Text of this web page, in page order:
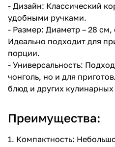
- Дизайн: Классический
удобными ручками.
- Размер: Диаметр – 28 см,
Идеально подходит для
порции.
- Универсальность:
чонголь, но и для
блюд и других
Преимущества:
1. Компактность: